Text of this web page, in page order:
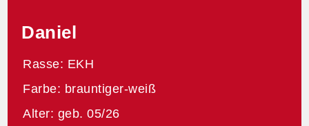
Daniel
Rasse: EKH
Farbe: brauntiger-weiß
Alter: geb. 05/26